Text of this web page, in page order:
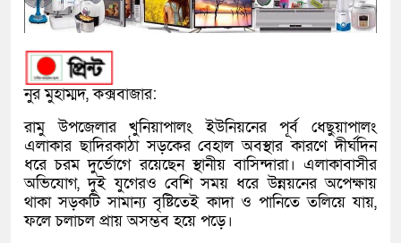
নুর মুহাম্মদ, কক্সবাজার:
রামু উপজেলার খুনিয়াপালং ইউনিয়নের পূর্ব ধেছুয়াপালং
এলাকার ছাদিরকাঠা সড়কের বেহাল অবস্থার কারণে দীর্ঘদিন
ধরে চরম দুর্ভোগে রয়েছেন স্থানীয় বাসিন্দারা। এলাকাবাসীর
অভিযোগ, দুই যুগেরও বেশি সময় ধরে উন্নয়নের অপেক্ষায়
থাকা সড়কটি সামান্য বৃষ্টিতেই কাদা ও পানিতে তলিয়ে যায়,
ফলে চলাচল প্রায় অসম্ভব হয়ে পড়ে।